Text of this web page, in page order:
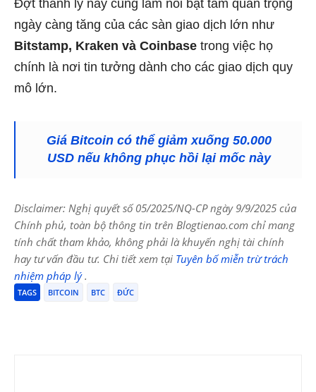
Đợt thanh lý này cũng làm nổi bật tầm quan trọng
ngày càng tăng của các sàn giao dịch lớn như
Bitstamp, Kraken và Coinbase trong việc họ
chính là nơi tin tưởng dành cho các giao dịch quy
mô lớn.
Giá Bitcoin có thể giảm xuống 50.000
USD nếu không phục hồi lại mốc này
Disclaimer: Nghị quyết số 05/2025/NQ-CP ngày 9/9/2025 của
Chính phủ, toàn bộ thông tin trên Blogtienao.com chỉ mang
tính chất tham khảo, không phải là khuyến nghị tài chính
hay tư vấn đầu tư. Chi tiết xem tại Tuyên bố miễn trừ trách
nhiệm pháp lý.
TAGS BITCOIN BTC ĐỨC